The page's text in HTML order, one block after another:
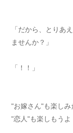
「だから、とりあ
ませんか？」
「！！」
"お嫁さん"も楽しみ
"恋人"も楽しもうよ